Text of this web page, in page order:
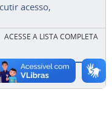
acesso,
ACESSE A LISTA COMPLETA